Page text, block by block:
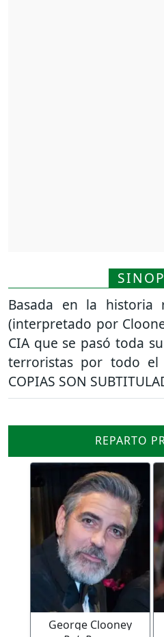
Basada en la historia
(interpretado por
CIA que se pasó toda
terroristas por todo el
COPIAS SON
REPARTO
George Clooney